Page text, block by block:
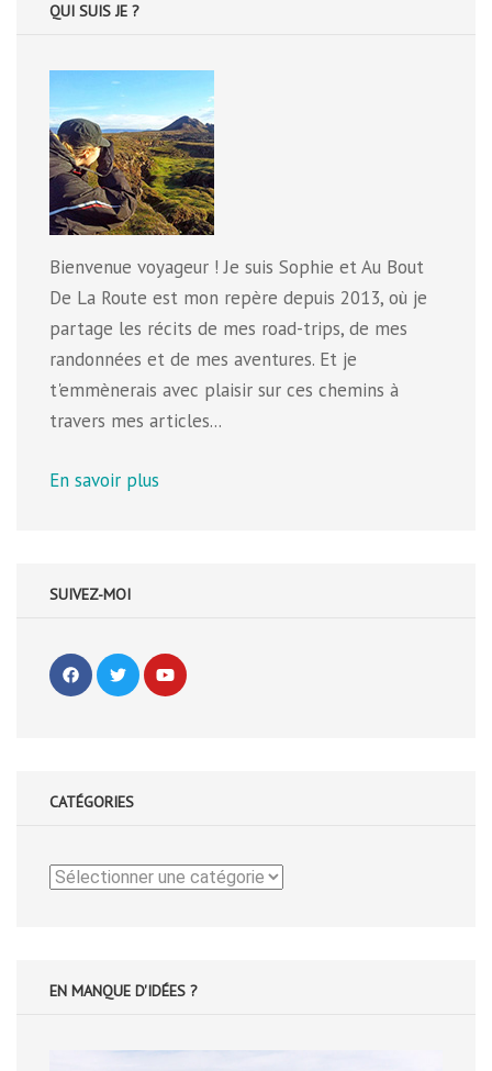
QUI SUIS JE ?
Bienvenue voyageur ! Je suis Sophie et Au Bout
De La Route est mon repère depuis 2013, où je
partage les récits de mes road-trips, de mes
randonnées et de mes aventures. Et je
t'emmènerais avec plaisir sur ces chemins à
travers mes articles...
En savoir plus
SUIVEZ-MOI
CATÉGORIES
Catégories
EN MANQUE D'IDÉES ?